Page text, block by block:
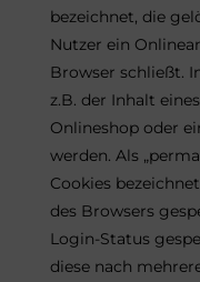
bezeichnet, die
Nutzer ein
Browser schließt.
z.B. der Inhalt
Onlineshop oder
werden. Als
Cookies
des Browsers
Login-Status
diese nach